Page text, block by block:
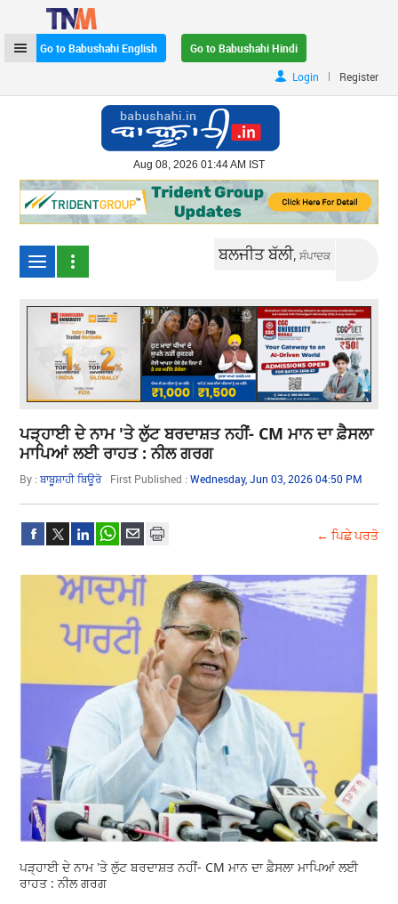
Go to Babushahi English
Go to Babushahi Hindi
Login
| Register
Aug 08, 2026 01:44 AM IST
ਬਲਜੀਤ ਬੱਲੀ,ਸੰਪਾਦਕ
ਪੜ੍ਹਾਈ ਦੇ ਨਾਮ 'ਤੇ ਲੁੱਟ ਬਰਦਾਸ਼ਤ ਨਹੀਂ- CM ਮਾਨ ਦਾ ਫ਼ੈਸਲਾ
ਮਾਪਿਆਂ ਲਈ ਰਾਹਤ : ਨੀਲ ਗਰਗ
By :ਬਾਬੂਸ਼ਾਹੀ ਬਿਊਰੋ First Published :Wednesday, Jun 03, 2026 04:50 PM
← ਪਿਛੇ ਪਰਤੋ
ਪੜ੍ਹਾਈ ਦੇ ਨਾਮ 'ਤੇ ਲੁੱਟ ਬਰਦਾਸ਼ਤ ਨਹੀਂ- CM ਮਾਨ ਦਾ ਫ਼ੈਸਲਾ ਮਾਪਿਆਂ ਲਈ
ਰਾਹਤ : ਨੀਲ ਗਰਗ